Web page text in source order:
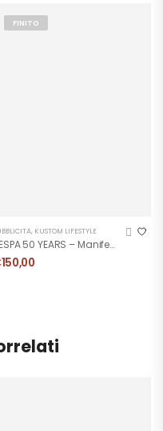
FINITO
, KUSTOM LIFESTYLE
VESPA 50 YEARS – Manifesto Originale
150,00